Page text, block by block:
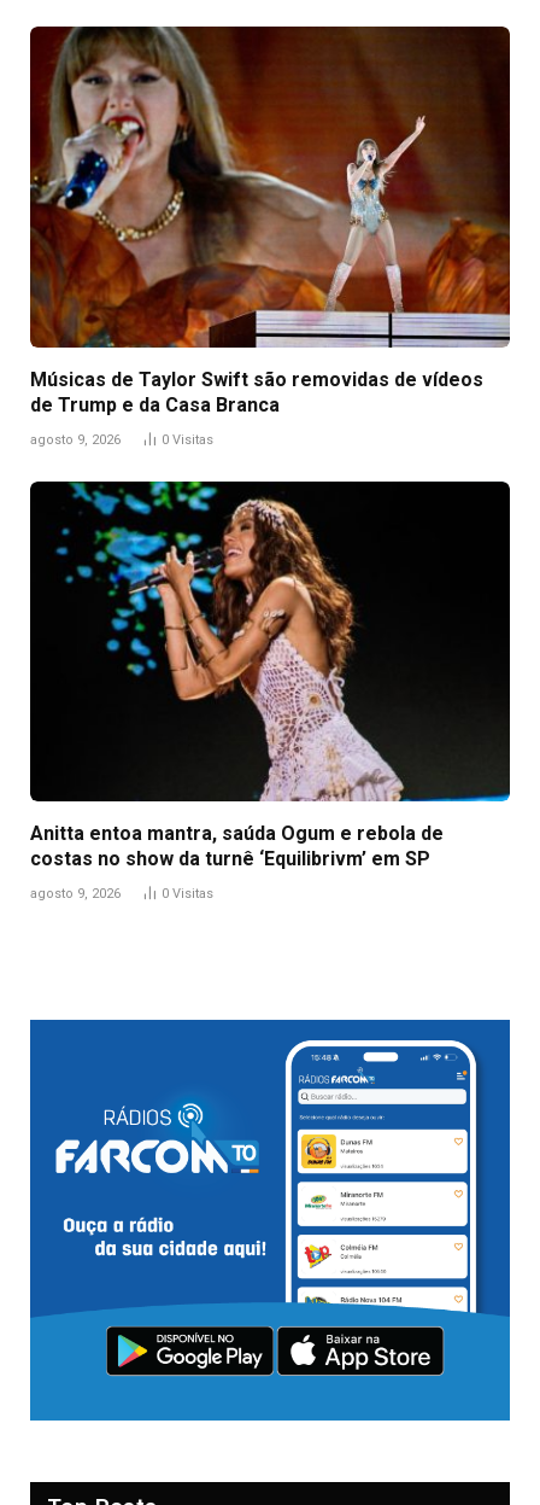
Músicas de Taylor Swift são removidas de vídeos
de Trump e da Casa Branca
agosto 9, 2026 0 Visitas
Anitta entoa mantra, saúda Ogum e rebola de
costas no show da turnê ‘Equilibrivm’ em SP
agosto 9, 2026 0 Visitas